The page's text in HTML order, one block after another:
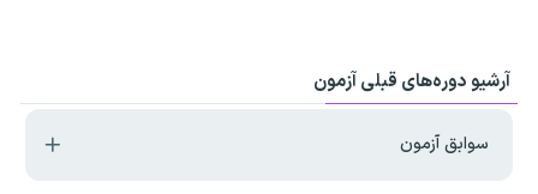
آرشیو دوره‌های قبلی آزمون
سوابق آزمون